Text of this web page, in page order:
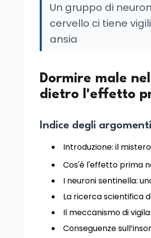
Un gruppo di
cervello ci tiene
ansia
Dormire male
dietro l'effetto
Indice degli argomenti
Introduzione: il
Cos'è l'effetto prima
I neuroni sentinella:
La ricerca scientifica
Il meccanismo di
Conseguenze